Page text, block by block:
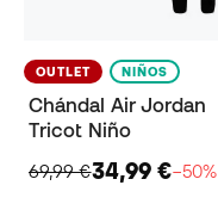
OUTLET NIÑOS
Chándal Air Jordan
Tricot Niño
69,99 €34,99 €−50%